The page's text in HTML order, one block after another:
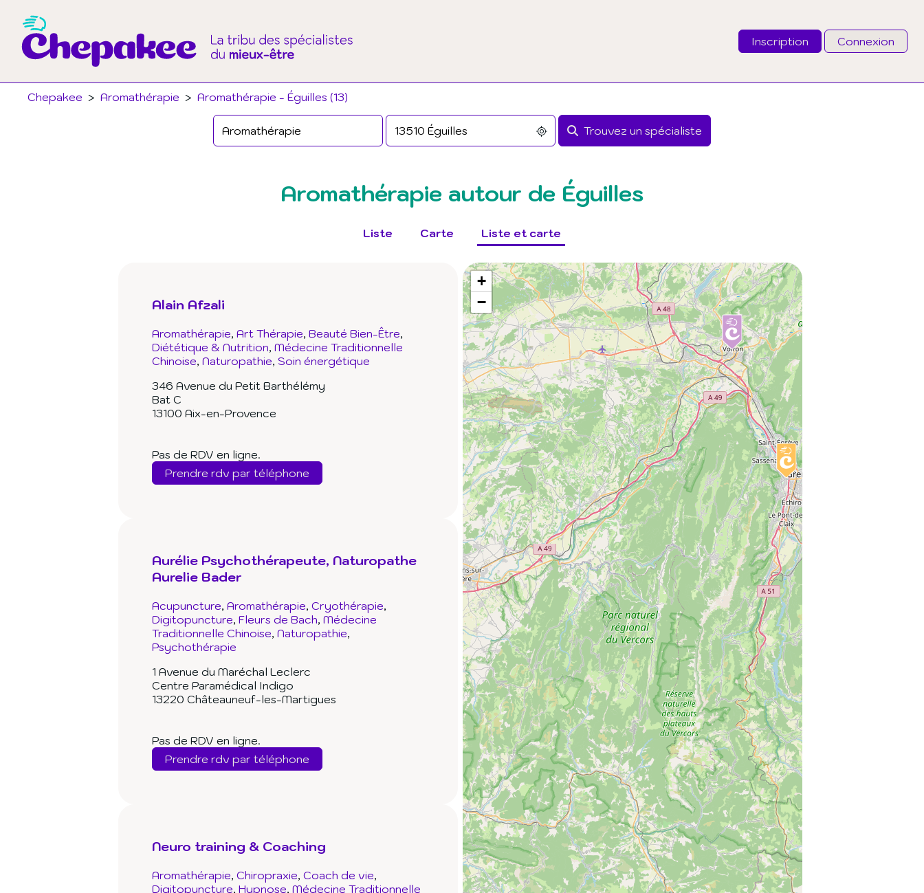
Inscription Connexion
Chepakee > Aromathérapie > Aromathérapie - Éguilles (13)
Trouvez un spécialiste
Email
Mot de passe
Aromathérapie autour de Éguilles
Liste Carte Liste et carte
Alain Afzali
Aromathérapie Art Thérapie Beauté Bien-Être
Diététique & Nutrition Médecine Traditionnelle
Chinoise Naturopathie Soin énergétique
346 Avenue du Petit Barthélémy
Bat C
13100 Aix-en-Provence
Pas de RDV en ligne.
Prendre rdv par téléphone
Aurélie Psychothérapeute, Naturopathe
Aurelie Bader
Acupuncture Aromathérapie Cryothérapie
Digitopuncture Fleurs de Bach Médecine
Traditionnelle Chinoise Naturopathie
Psychothérapie
1 Avenue du Maréchal Leclerc
Centre Paramédical Indigo
13220 Châteauneuf-les-Martigues
Pas de RDV en ligne.
Prendre rdv par téléphone
Neuro training & Coaching
Aromathérapie Chiropraxie Coach de vie
Digitopuncture Hypnose Médecine Traditionnelle
+
−